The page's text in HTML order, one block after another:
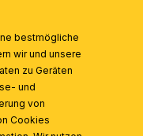
bestmögliche
wir und unsere
zu Geräten
und
von
Cookies